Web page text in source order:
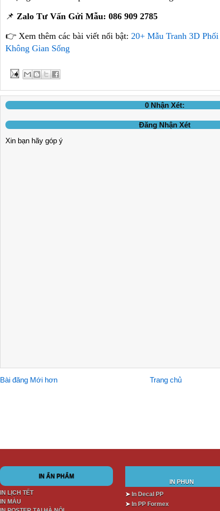
📌 Zalo Tư Vấn Gửi Mẫu: 086 909 2785
👉 Xem thêm các bài viết nổi bật: 20+ Mẫu Tranh 3D
Không Gian Sống
0 Nhận Xét:
Đăng Nhận Xét
Xin bạn hãy góp ý
Bài đăng Mới hơn Trang chủ
IN ẤN PHẨM
IN LỊCH TẾT
IN MÀU
IN PHUN
➤ In Decal PP
➤ In PP Formex